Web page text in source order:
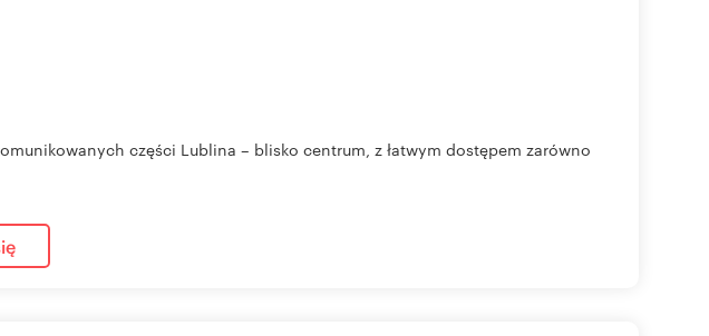
części Lublina – blisko centrum, z łatwym dostępem zarówno